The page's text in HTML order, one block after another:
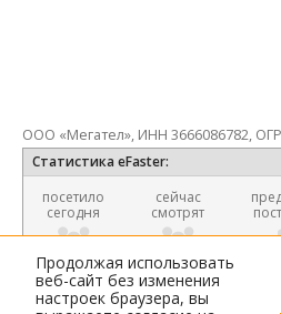
ООО «Мегател», ИНН 3666086782,
Статистика eFaster:
посетило
сегодня
100
сейчас
смотрят
24
Продолжая использовать
веб-сайт без изменения
настроек браузера, вы